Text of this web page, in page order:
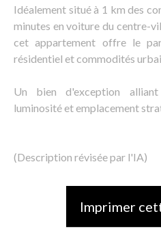
Idéalement situé à 1 km des
minutes en voiture du centre-
cet appartement offre le
résidentiel et commodités
Un bien d'exception
luminosité et emplacement
(Description révisée par l'IA)
Imprimer